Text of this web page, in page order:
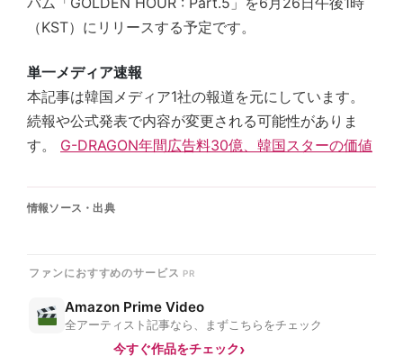
（KST）にリリースする予定です。
単一メディア速報
本記事は韓国メディア1社の報道を元にしています。
続報や公式発表で内容が変更される可能性がありま
す。 G-DRAGON年間広告料30億、韓国スターの価値
情報ソース・出典
ファンにおすすめのサービス
Amazon Prime Video
全アーティスト記事なら、まずこちらをチェック
今すぐ作品をチェック